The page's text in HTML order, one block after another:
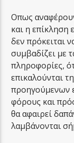
Οπως
και η
δεν πρόκειται
συμβαδίζει με
πληροφορίες,
επικαλούνται
προηγούμενων
φόρους και
θα αφαιρεί
λαμβάνονται